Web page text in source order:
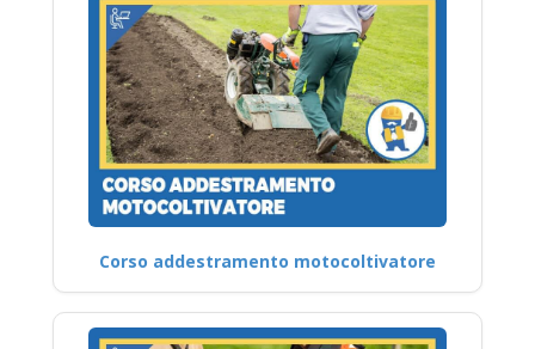
Corso addestramento motocoltivatore